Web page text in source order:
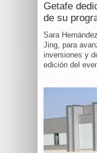
Getafe
de su
Sara
Jing, para
inversiones y
edición del